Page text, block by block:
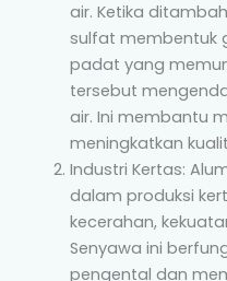
air. Ketika
sulfat membentuk
padat yang
tersebut
air. Ini membantu
meningkatkan
Industri Kertas:
dalam produksi
kecerahan,
Senyawa ini
pengental dan